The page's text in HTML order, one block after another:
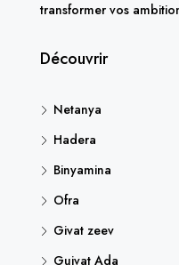
transformer vos
Découvrir
Netanya
Hadera
Binyamina
Ofra
Givat zeev
Guivat Ada